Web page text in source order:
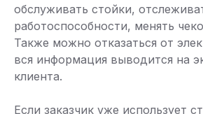
обслуживать стойки,
работоспособности, менять
Также можно отказаться от
вся информация выводится на
клиента.
Если заказчик уже использует